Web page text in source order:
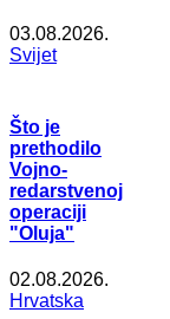
03.08.2026.
Svijet
Što je
prethodilo
Vojno-
redarstvenoj
operaciji
"Oluja"
02.08.2026.
Hrvatska